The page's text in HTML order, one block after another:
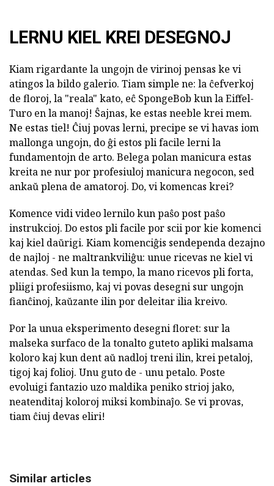
LERNU KIEL KREI DESEGNOJ
Kiam rigardante la ungojn de virinoj pensas ke vi
atingos la bildo galerio. Tiam simple ne: la ĉefverkoj
de floroj, la "reala" kato, eĉ SpongeBob kun la Eiffel-
Turo en la manoj! Ŝajnas, ke estas neeble krei mem.
Ne estas tiel! Ĉiuj povas lerni, precipe se vi havas iom
mallonga ungojn, do ĝi estos pli facile lerni la
fundamentojn de arto. Belega polan manicura estas
kreita ne nur por profesiuloj manicura negocon, sed
ankaŭ plena de amatoroj. Do, vi komencas krei?
Komence vidi video lernilo kun paŝo post paŝo
instrukcioj. Do estos pli facile por scii por kie komenci
kaj kiel daŭrigi. Kiam komenciĝis sendependa dezajno
de najloj - ne maltrankviliĝu: unue ricevas ne kiel vi
atendas. Sed kun la tempo, la mano ricevos pli forta,
pliigi profesiismo, kaj vi povas desegni sur ungojn
fianĉinoj, kaŭzante ilin por deleitar ilia kreivo.
Por la unua eksperimento desegni floret: sur la
malseka surfaco de la tonalto guteto apliki malsama
koloro kaj kun dent aŭ nadloj treni ilin, krei petaloj,
tigoj kaj folioj. Unu guto de - unu petalo. Poste
evoluigi fantazio uzo maldika peniko strioj jako,
neatenditaj koloroj miksi kombinaĵo. Se vi provas,
tiam ĉiuj devas eliri!
Similar articles